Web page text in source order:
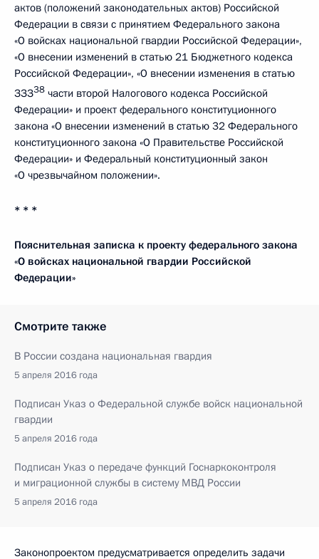
актов (положений законодательных актов) Российской
Федерации в связи с принятием Федерального закона
«О войсках национальной гвардии Российской Федерации»,
«О внесении изменений в статью 21 Бюджетного кодекса
Российской Федерации», «О внесении изменения в статью
ЗЗЗ38 части второй Налогового кодекса Российской
Федерации» и проект федерального конституционного
закона «О внесении изменений в статью 32 Федерального
конституционного закона «О Правительстве Российской
Федерации» и Федеральный конституционный закон
«О чрезвычайном положении».
* * *
Пояснительная записка к проекту федерального закона
«О войсках национальной гвардии Российской
Федерации»
Смотрите также
В России создана национальная гвардия
5 апреля 2016 года
Подписан Указ о Федеральной службе войск национальной
гвардии
5 апреля 2016 года
Подписан Указ о передаче функций Госнаркоконтроля
и миграционной службы в систему МВД России
5 апреля 2016 года
Законопроектом предусматривается определить задачи